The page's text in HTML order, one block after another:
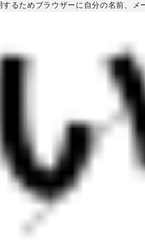
るためブラウザーに自分の名前、メ